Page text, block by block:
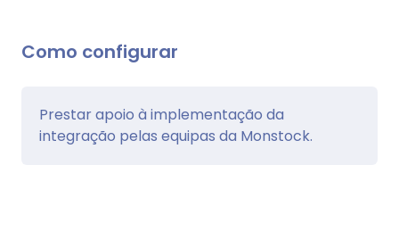
Como configurar
Prestar apoio à implementação da
integração pelas equipas da Monstock.